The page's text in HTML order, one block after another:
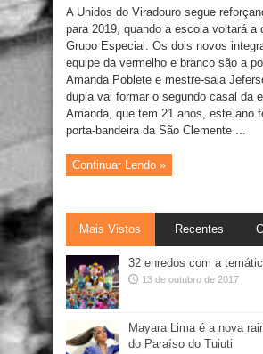
A Unidos do Viradouro segue
para 2019, quando a escola voltará a
Grupo Especial. Os dois novos
equipe da vermelho e branco são a
Amanda Poblete e mestre-sala
dupla vai formar o segundo casal da
Amanda, que tem 21 anos, este ano
porta-bandeira da São Clemente ...
Continuar Lendo »
Mais Vistos Recentes
32 enredos com a
13 de outubro de 2017
Mayara Lima é a nova
do Paraíso do Tuiuti